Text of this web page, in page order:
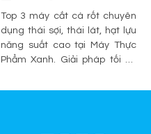
Top 3 máy cắt cà rốt chuyên
dụng thái sợi, thái lát, hạt lựu
năng suất cao tại Máy Thực
Phẩm Xanh. Giải pháp tối ưu
nghiệp.